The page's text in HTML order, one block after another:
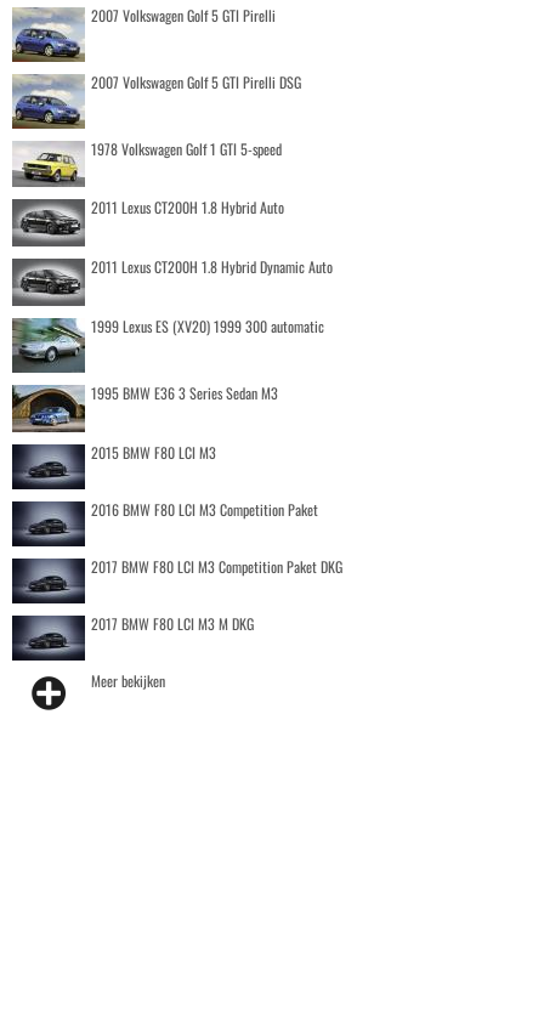
2007 Volkswagen Golf 5 GTI Pirelli
2007 Volkswagen Golf 5 GTI Pirelli DSG
1978 Volkswagen Golf 1 GTI 5-speed
2011 Lexus CT200H 1.8 Hybrid Auto
2011 Lexus CT200H 1.8 Hybrid Dynamic Auto
1999 Lexus ES (XV20) 1999 300 automatic
1995 BMW E36 3 Series Sedan M3
2015 BMW F80 LCI M3
2016 BMW F80 LCI M3 Competition Paket
2017 BMW F80 LCI M3 Competition Paket DKG
2017 BMW F80 LCI M3 M DKG
Meer bekijken